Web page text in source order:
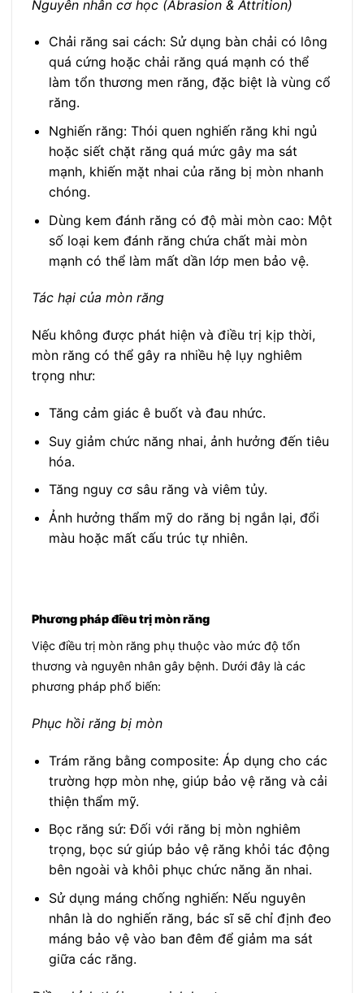
Nguyên nhân cơ học (Abrasion & Attrition)
Chải răng sai cách: Sử dụng bàn chải có lông
quá cứng hoặc chải răng quá mạnh có thể
làm tổn thương men răng, đặc biệt là vùng cổ
răng.
Nghiến răng: Thói quen nghiến răng khi ngủ
hoặc siết chặt răng quá mức gây ma sát
mạnh, khiến mặt nhai của răng bị mòn nhanh
chóng.
Dùng kem đánh răng có độ mài mòn cao: Một
số loại kem đánh răng chứa chất mài mòn
mạnh có thể làm mất dần lớp men bảo vệ.
Tác hại của mòn răng
Nếu không được phát hiện và điều trị kịp thời,
mòn răng có thể gây ra nhiều hệ lụy nghiêm
trọng như:
Tăng cảm giác ê buốt và đau nhức.
Suy giảm chức năng nhai, ảnh hưởng đến tiêu
hóa.
Tăng nguy cơ sâu răng và viêm tủy.
Ảnh hưởng thẩm mỹ do răng bị ngắn lại, đổi
màu hoặc mất cấu trúc tự nhiên.
Phương pháp điều trị mòn răng
Việc điều trị mòn răng phụ thuộc vào mức độ tổn
thương và nguyên nhân gây bệnh. Dưới đây là các
phương pháp phổ biến:
Phục hồi răng bị mòn
Trám răng bằng composite: Áp dụng cho các
trường hợp mòn nhẹ, giúp bảo vệ răng và cải
thiện thẩm mỹ.
Bọc răng sứ: Đối với răng bị mòn nghiêm
trọng, bọc sứ giúp bảo vệ răng khỏi tác động
bên ngoài và khôi phục chức năng ăn nhai.
Sử dụng máng chống nghiến: Nếu nguyên
nhân là do nghiến răng, bác sĩ sẽ chỉ định đeo
máng bảo vệ vào ban đêm để giảm ma sát
giữa các răng.